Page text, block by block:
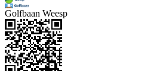
Golfbaan Weesp